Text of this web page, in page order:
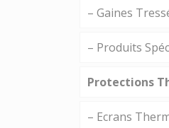
– Gaines
– Produits
Protections
– Ecrans